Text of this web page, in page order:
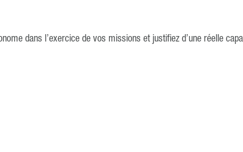
dans l’exercice de vos missions et justifiez d’une réelle